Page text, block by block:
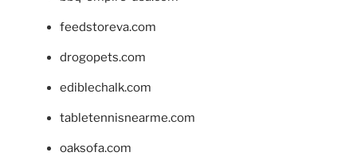
feedstoreva.com
drogopets.com
ediblechalk.com
tabletennisnearme.com
oaksofa.com